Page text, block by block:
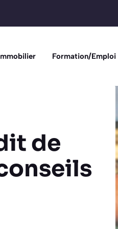
Formation/Emploi
de